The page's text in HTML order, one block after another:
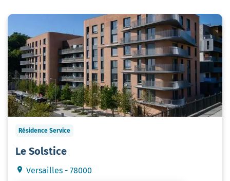
Résidence Service
Le Solstice
Versailles - 78000